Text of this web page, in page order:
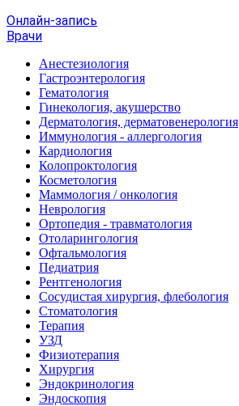
Онлайн-запись
Врачи
Анестезиология
Гастроэнтерология
Гематология
Гинекология, акушерство
Дерматология, дерматовенерология
Иммунология - аллергология
Кардиология
Колопроктология
Косметология
Маммология / онкология
Неврология
Ортопедия - травматология
Отоларингология
Офтальмология
Педиатрия
Рентгенология
Сосудистая хирургия, флебология
Стоматология
Терапия
УЗД
Физиотерапия
Хирургия
Эндокринология
Эндоскопия